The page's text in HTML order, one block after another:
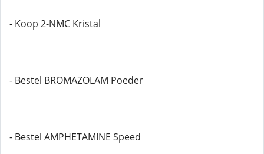
- Koop 2-NMC Kristal
- Bestel BROMAZOLAM Poeder
- Bestel AMPHETAMINE Speed